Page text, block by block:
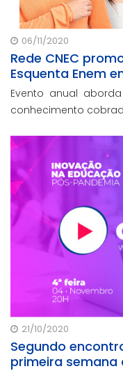
06/11/2020
Rede CNEC
Esquenta Enem
Evento anual
conhecimento
21/10/2020
Segundo
primeira semana